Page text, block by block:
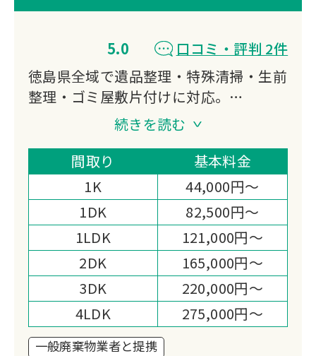
5.0
口コミ・評判 2件
徳島県全域で遺品整理・特殊清掃・生前
整理・ゴミ屋敷片付けに対応。
遺品整理士資格保有スタッフが貴重品探
索から供養、清掃まで丁寧に実施。
海外リユースで処分費を削減し、お客様
満足度
超を実現しています。
続きを読む
間取り
基本料金
1K
44,000円～
1DK
82,500円～
1LDK
121,000円～
2DK
165,000円～
3DK
220,000円～
4LDK
275,000円～
一般廃棄物業者と提携